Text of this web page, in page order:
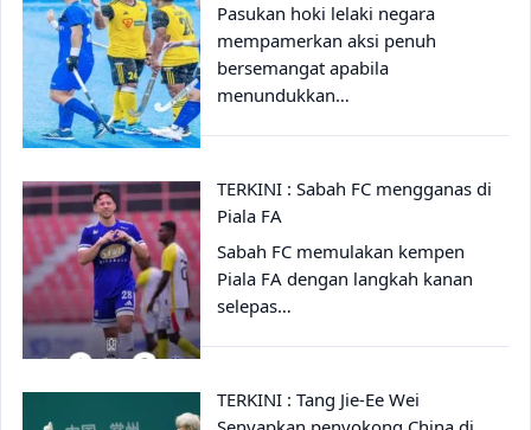
Pasukan hoki lelaki negara
mempamerkan aksi penuh
bersemangat apabila
menundukkan…
TERKINI : Sabah FC mengganas di
Piala FA
Sabah FC memulakan kempen
Piala FA dengan langkah kanan
selepas…
TERKINI : Tang Jie-Ee Wei